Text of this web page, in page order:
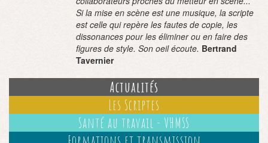
Si la mise en scène est une musique, la scripte
est celle qui repère les fautes de copie, les
dissonances pour les éliminer ou en faire des
figures de style. Son oeil écoute. Bertrand
Tavernier
Actualités
Les Scriptes
Santé au travail - VHMSS